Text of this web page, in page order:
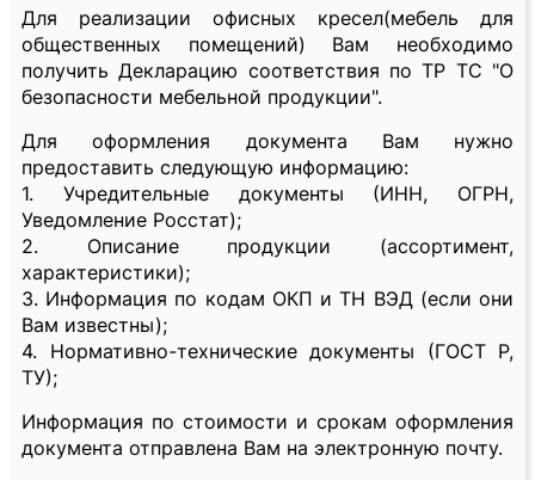
Для реализации офисных кресел(мебель для
общественных помещений) Вам необходимо
получить Декларацию соответствия по ТР ТС "О
безопасности мебельной продукции".
Для оформления документа Вам нужно
предоставить следующую информацию:
1. Учредительные документы (ИНН, ОГРН,
Уведомление Росстат);
2. Описание продукции (ассортимент,
характеристики);
3. Информация по кодам ОКП и ТН ВЭД (если они
Вам известны);
4. Нормативно-технические документы (ГОСТ Р,
ТУ);
Информация по стоимости и срокам оформления
документа отправлена Вам на электронную почту.